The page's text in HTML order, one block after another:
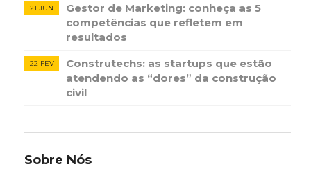
21 JUN
Gestor de Marketing: conheça as 5
competências que refletem em
resultados
22 FEV
Construtechs: as startups que estão
atendendo as “dores” da construção
civil
Sobre Nós